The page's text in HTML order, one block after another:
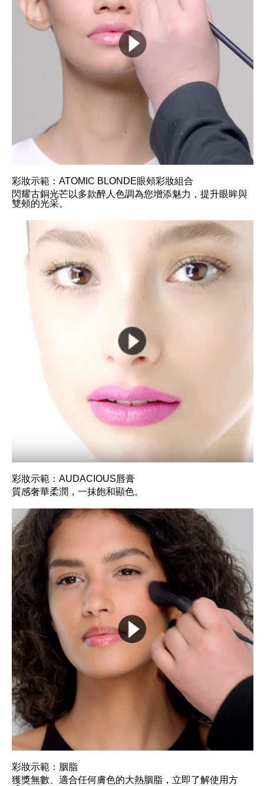
彩妝示範：ATOMIC BLONDE眼頰彩妝組合
閃耀古銅光芒以多款醉人色調為您增添魅力，提升眼眸與
雙頰的光采。
彩妝示範：AUDACIOUS唇膏
質感奢華柔潤，一抹飽和顯色。
彩妝示範：胭脂
獲獎無數、適合任何膚色的大熱胭脂，立即了解使用方